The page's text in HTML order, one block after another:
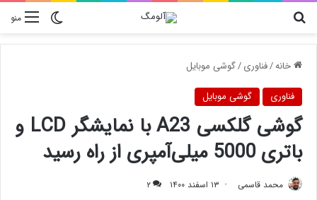
منوتغییر
خانه/فناوری/گوشی موبایل
فناوری گوشی موبایل
گوشی گلکسی A23 با نمایشگر LCD و
باتری 5000 میلی‌آمپری از راه رسید
محمد قاسمی ۱۳ اسفند ۱۴۰۰
۲